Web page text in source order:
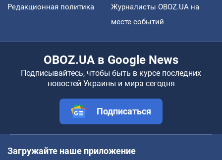
Редакционная политика
Журналисты OBOZ.UA на
месте событий
OBOZ.UA в Google News
Подписывайтесь, чтобы быть в курсе последних
новостей Украины и мира сегодня
Подписаться
Загружайте наше приложение